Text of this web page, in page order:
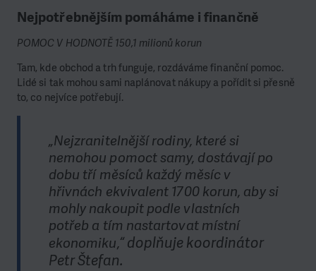
Nejpotřebnějším pomáháme i finančně
POMOC V HODNOTĚ 150,1 milionů korun
Tam, kde obchod a trh funguje, rozdáváme finanční pomoc.
Lidé si tak mohou sami naplánovat nákupy a pořídit si přesně
to, co nejvíce potřebují.
„Nejzranitelnější rodiny, které si
nemohou pomoct samy, dostávají po
dobu tří měsíců každý měsíc v
hřivnách ekvivalent 1700 korun, aby si
mohly nakoupit podle vlastních
potřeb a tím nastartovat místní
ekonomiku,“ doplňuje koordinátor
Petr Štefan.